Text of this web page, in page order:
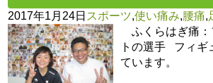
2017年1月24日 スポーツ,使い痛み,腰痛,
ふくらはぎ痛：
トの選手 フィギ
ています。